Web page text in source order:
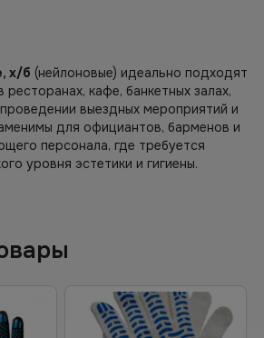
х/б (нейлоновые) идеально подходят
ресторанах, кафе, банкетных залах,
выездных мероприятий и
для официантов, барменов и
персонала, где требуется
уровня эстетики и гигиены.